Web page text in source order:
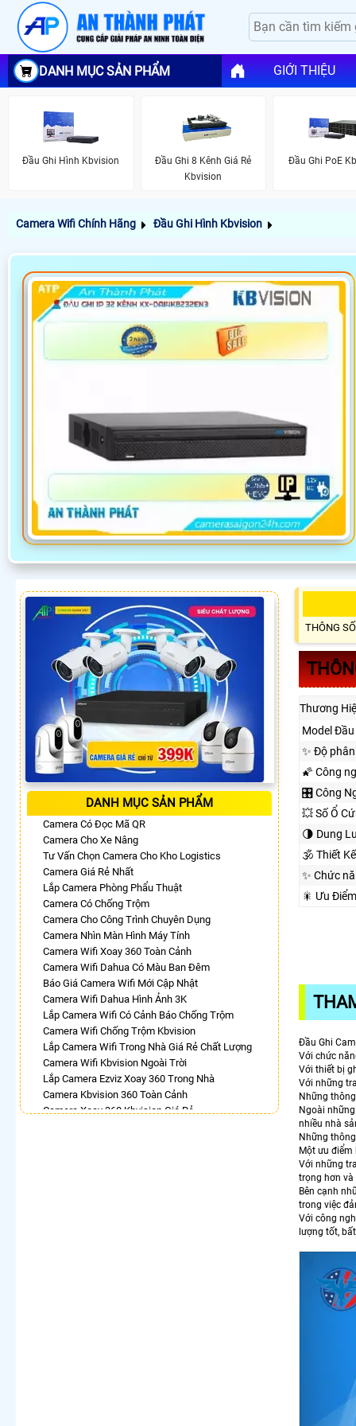
DANH MỤC SẢN PHẨM GIỚI THIỆU
Đầu Ghi Hình Kbvision
Đầu Ghi 8 Kênh Giá Rẻ
Kbvision
Đầu Ghi PoE
Camera Wifi Chính Hãng Đầu Ghi Hình Kbvision
DANH MỤC SẢN PHẨM
Camera Có Đọc Mã QR
Camera Cho Xe Nâng
Tư Vấn Chọn Camera Cho Kho Logistics
Camera Giá Rẻ Nhất
Lắp Camera Phòng Phẩu Thuật
Camera Có Chống Trộm
Camera Cho Công Trình Chuyên Dụng
Camera Nhìn Màn Hình Máy Tính
Camera Wifi Xoay 360 Toàn Cảnh
Camera Wifi Dahua Có Màu Ban Đêm
Báo Giá Camera Wifi Mới Cập Nhật
Camera Wifi Dahua Hình Ảnh 3K
Lắp Camera Wifi Có Cảnh Báo Chống Trộm
Camera Wifi Chống Trộm Kbvision
Lắp Camera Wifi Trong Nhà Giá Rẻ Chất Lượng
Camera Wifi Kbvision Ngoài Trời
Lắp Camera Ezviz Xoay 360 Trong Nhà
Camera Kbvision 360 Toàn Cảnh
Camera Xoay 360 Kbvision Giá Rẻ
THÔNG
Thương
Model
✨ Độ
🌠 Công
🎛 Công
💥 Số Ổ
🌗 Dung
🕉️ Thiết
✨ Chức
🎇 Ưu
Đầu Ghi
Với chức
Với thiết bị
Với những
Những
Ngoài
nhiều nhà
Những
Một ưu
Với những
trọng hơn
Bên cạnh
trong việc
Với công
lượng tốt,